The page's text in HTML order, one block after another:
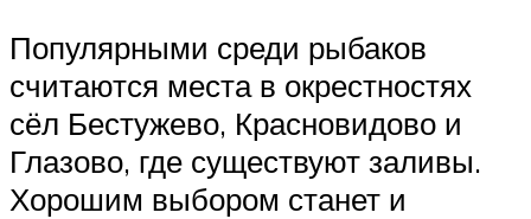
Популярными среди рыбаков
считаются места в окрестностях
сёл Бестужево, Красновидово и
Глазово, где существуют заливы.
Хорошим выбором станет и